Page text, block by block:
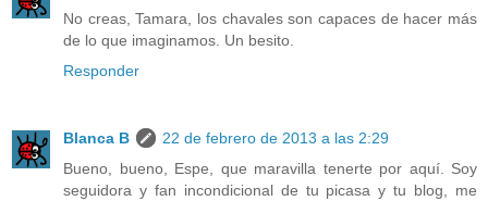
No creas, Tamara, los chavales son capaces de hacer más
de lo que imaginamos. Un besito.
Responder
Blanca B
22 de febrero de 2013 a las 2:29
Bueno, bueno, Espe, que maravilla tenerte por aquí. Soy
seguidora y fan incondicional de tu picasa y tu blog, me